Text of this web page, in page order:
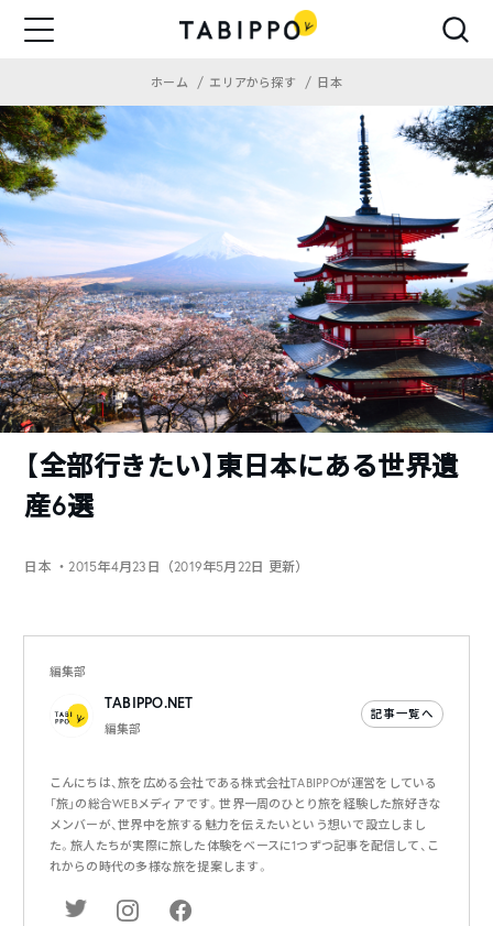
ホーム エリアから探す 日本
【全部行きたい】東日本にある世界遺
産6選
日本 ・2015年4月23日（2019年5月22日 更新）
編集部
TABIPPO.NET
編集部
記事一覧へ
こんにちは、旅を広める会社である株式会社TABIPPOが運営をしている
「旅」の総合WEBメディアです。世界一周のひとり旅を経験した旅好きな
メンバーが、世界中を旅する魅力を伝えたいという想いで設立しまし
た。旅人たちが実際に旅した体験をベースに1つずつ記事を配信して、こ
れからの時代の多様な旅を提案します。